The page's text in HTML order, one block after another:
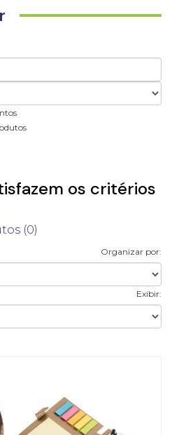
os critérios
(0)
Organizar por:
Exibir: